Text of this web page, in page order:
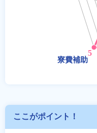
ここがポイント！